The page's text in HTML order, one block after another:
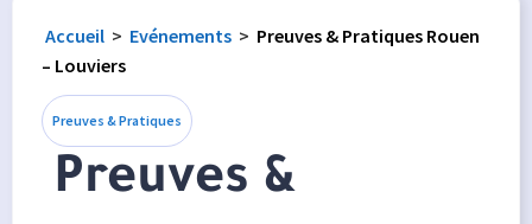
Accueil > Evénements > Preuves & Pratiques Rouen
– Louviers
Preuves & Pratiques
Preuves &